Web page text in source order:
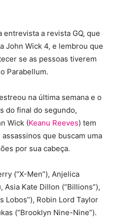
entrevista a revista GQ, que
John Wick 4, e lembrou que
se as pessoas tiverem
Parabellum.
na última semana e o
do final do segundo,
Wick (Keanu Reeves) tem
que buscam uma
por sua cabeça.
(“X-Men”), Anjelica
Asia Kate Dillon (“Billions”),
Lobos”), Robin Lord Taylor
(“Brooklyn Nine-Nine”).